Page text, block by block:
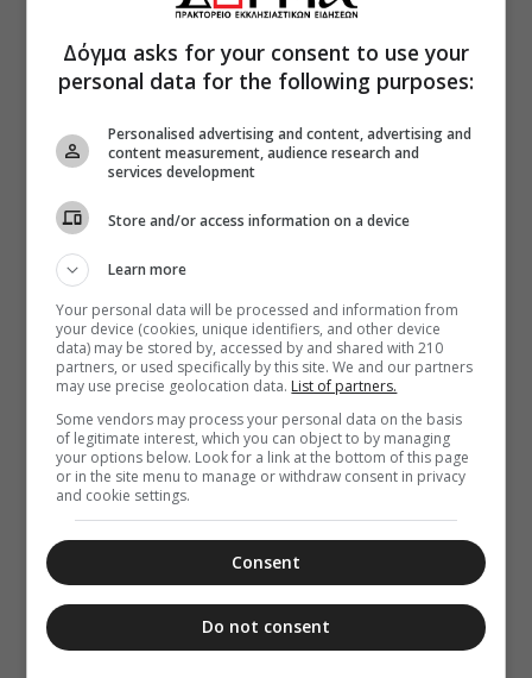
Δόγμα asks for your consent to use your
personal data for the following purposes:
Personalised advertising and content, advertising and
content measurement, audience research and
services development
Store and/or access information on a device
Learn more
Your personal data will be processed and information from
your device (cookies, unique identifiers, and other device
data) may be stored by, accessed by and shared with 210
partners, or used specifically by this site. We and our partners
may use precise geolocation data. List of partners.
Some vendors may process your personal data on the basis
of legitimate interest, which you can object to by managing
your options below. Look for a link at the bottom of this page
or in the site menu to manage or withdraw consent in privacy
and cookie settings.
Consent
Do not consent